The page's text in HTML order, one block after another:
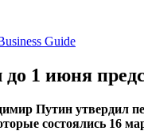
Guide
1 июня
Путин утвердил
состоялись 16